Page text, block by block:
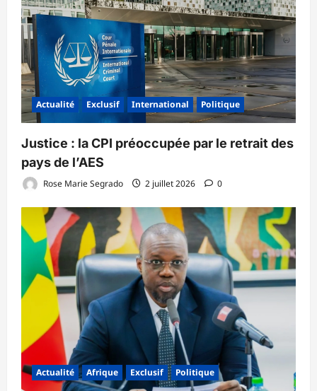
Actualité Exclusif International Politique
‎Justice : la CPI préoccupée par le retrait des
pays de l’AES ‎
Rose Marie Segrado 2 juillet 2026 0
Actualité Afrique Exclusif Politique